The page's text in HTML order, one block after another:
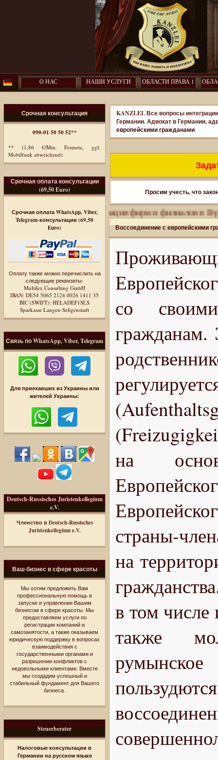
О НАС НАШИ УСЛУГИ ОБЛАСТИ ПРАВА 1
Срочная консультация
090-01 50 50 52**
** (1,86 €/Min. Festnetz, ggf.
Mobilfunk abweichend)
Срочная оплата консультации
(69,50 Euro)
Срочная оплата WhatsApp, Viber,
Telegram-консультации (69,50
Euro)
Оплату также можно перечислить на
следующие реквизиты:
Multilex Consulting GmbH
IBAN: DE54 5065 2124 0026 1411 35
BIC (SWIFT): HELADEF1SLS
Sparkasse Langen-Seligenstadt
Связь по WhatsApp, Viber, Telegram
Для приехавших из Украины или
жителей Украины:
Deutsch-Russisches Juristenkollegium
e.V.
Членство в Deutsch-Russisches
Juristenkollegium e.V.
Ваш бизнес в сфере красоты
Мы хотим предложить Вам
профессиональную помощь в
запуске и управлении Вашим
бизнесом в сфере красоты. Мы
предоставляем услуги по
регистрации компаний и
самозанятости, а также оказываем
юридическую поддержку в вопросах
взаимодействия с
государственными органами и
разрешении конфликтов с
недовольными клиентами. Вместе
мы создадим успешный и
стабильный фундамент для Вашего
бизнеса.
Steuerberater
Налоговые консультации в
Германии на русском языке
KANZLEI. Все вопросы
Германии. Адвокат в Германии,
европейскими гражданами
Просим учесть, что
Регистрация фирм и филиалов в Германии.
Воссоединение с европейскими
со
гражданам.
на
страны-
на
в том числе
также